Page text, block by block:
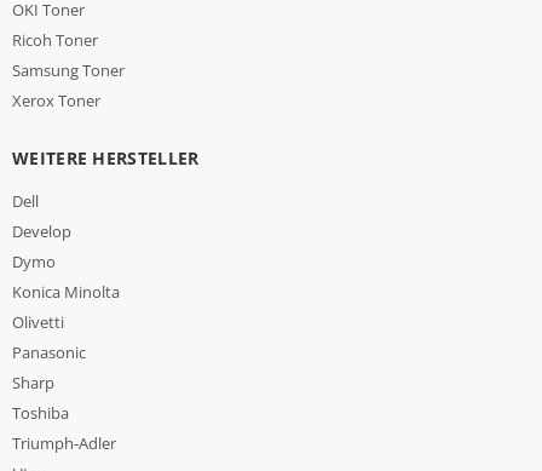
OKI Toner
Ricoh Toner
Samsung Toner
Xerox Toner
WEITERE HERSTELLER
Dell
Develop
Dymo
Konica Minolta
Olivetti
Panasonic
Sharp
Toshiba
Triumph-Adler